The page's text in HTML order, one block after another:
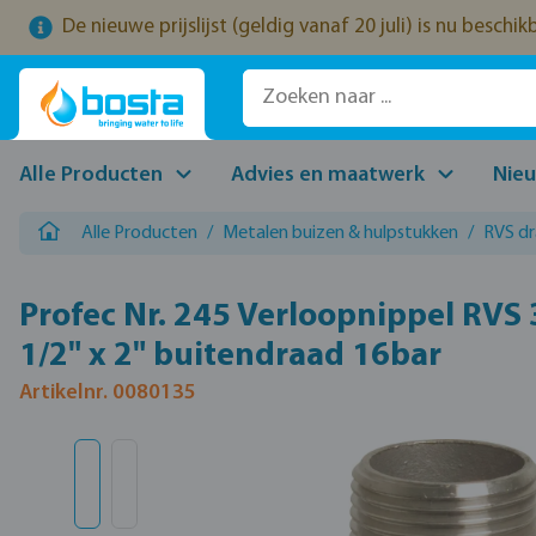
de hoofdinhoud
Ga naar de zoekopdracht
Ga naar de hoofdnavigatie
De nieuwe prijslijst (geldig vanaf 20 juli) is nu
Alle Producten Advies en maatwerk
Alle Producten / Metalen buizen & hulpstukken / RVS
Profec Nr. 245 Verloopnippel RVS
1/2" x 2" buitendraad 16bar
Artikelnr. 0080135